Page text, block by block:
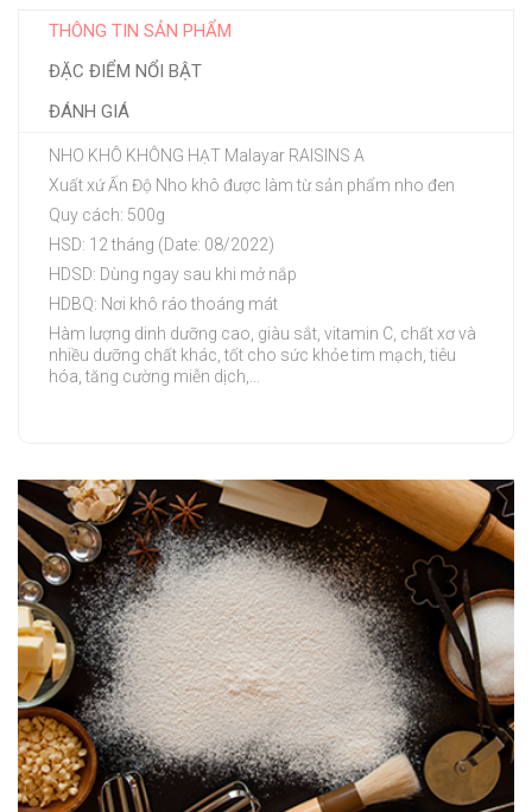
THÔNG TIN SẢN PHẨM
ĐẶC ĐIỂM NỔI BẬT
ĐÁNH GIÁ
NHO KHÔ KHÔNG HẠT Malayar RAISINS A
Xuất xứ Ấn Độ Nho khô được làm từ sản phẩm nho đen
Quy cách: 500g
HSD: 12 tháng (Date: 08/2022)
HDSD: Dùng ngay sau khi mở nắp
HDBQ: Nơi khô ráo thoáng mát
Hàm lượng dinh dưỡng cao, giàu sắt, vitamin C, chất xơ và
nhiều dưỡng chất khác, tốt cho sức khỏe tim mạch, tiêu
hóa, tăng cường miễn dịch,...